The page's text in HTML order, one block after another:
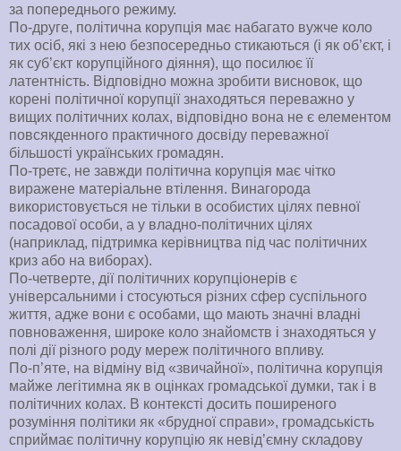
за попереднього режиму.
По-друге, політична корупція має набагато вужче коло
тих осіб, які з нею безпосередньо стикаються (і як об’єкт, і
як суб’єкт корупційного діяння), що посилює її
латентність. Відповідно можна зробити висновок, що
корені політичної корупції знаходяться переважно у
вищих політичних колах, відповідно вона не є елементом
повсякденного практичного досвіду переважної
більшості українських громадян.
По-третє, не завжди політична корупція має чітко
виражене матеріальне втілення. Винагорода
використовується не тільки в особистих цілях певної
посадової особи, а у владно-політичних цілях
(наприклад, підтримка керівництва під час політичних
криз або на виборах).
По-четверте, дії політичних корупціонерів є
універсальними і стосуються різних сфер суспільного
життя, адже вони є особами, що мають значні владні
повноваження, широке коло знайомств і знаходяться у
полі дії різного роду мереж політичного впливу.
По-п’яте, на відміну від «звичайної», політична корупція
майже легітимна як в оцінках громадської думки, так і в
політичних колах. В контексті досить поширеного
розуміння політики як «брудної справи», громадськість
сприймає політичну корупцію як невід’ємну складову